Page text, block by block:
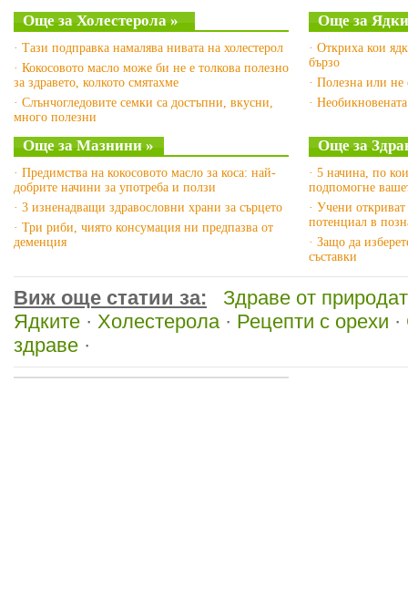
Още за Холестерола »
· Тази подправка намалява нивата на холестерол
· Кокосовото масло може би не е толкова полезно
за здравето, колкото смятахме
· Слънчогледовите семки са достъпни, вкусни,
много полезни
Още за
· Откриха кои
бързо
· Полезна или не
·
Още за Мазнини »
· Предимства на кокосовото масло за коса: най-
добрите начини за употреба и ползи
· 3 изненадващи здравословни храни за сърцето
· Три риби, чиято консумация ни предпазва от
деменция
Още за
· 5 начина, по
подпомогне
· Учени
потенциал в
· Защо да
съставки
Виж още статии за:
Здраве от
Ядките · Холестерола· Рецепти с орехи ·
здраве ·